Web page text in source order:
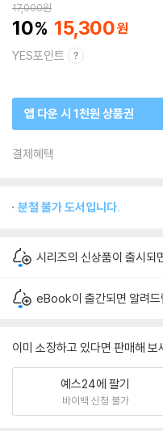
17,000원
10 15,300
YES포인트
앱 다운 시 1천원 상품권
결제혜택
분철 불가 도서입니다.
시리즈의 신상품이 출시되
eBook이 출간되면 알려드
이미 소장하고 있다면 판매해 보
예스24에 팔기
바이백 신청 불가